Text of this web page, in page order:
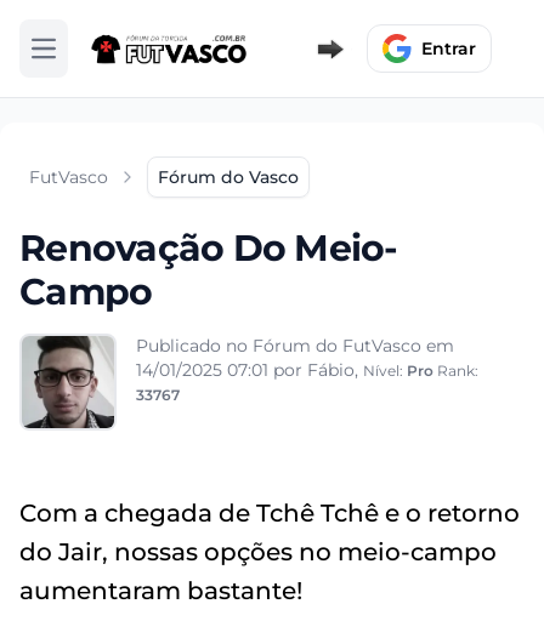
Abrir menu Entrar
FutVasco Fórum do Vasco
Renovação Do Meio-
Campo
Publicado no Fórum do FutVasco em
14/01/2025 07:01 por Fábio, Nível: Pro Rank:
33767
Com a chegada de Tchê Tchê e o retorno
do Jair, nossas opções no meio-campo
aumentaram bastante!